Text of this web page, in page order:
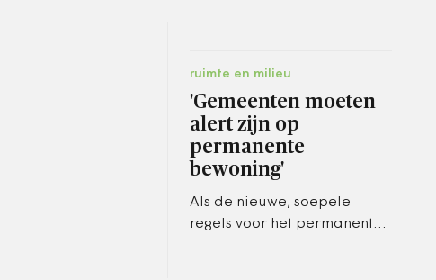
ruimte en milieu
'Gemeenten moeten
alert zijn op
permanente
bewoning'
Als de nieuwe, soepele
regels voor het permanent